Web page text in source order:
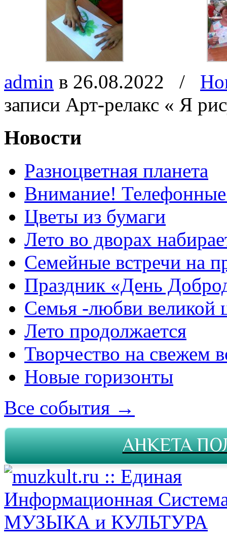
admin в 26.08.2022 /
записи Арт-релакс « Я
Новости
Разноцветная планета
Внимание!
Цветы из бумаги
Лето во дворах
Семейные встречи на
Праздник «День
Семья -любви великой
Лето продолжается
Творчество на свежем
Новые горизонты
Все события →
АНКЕТА